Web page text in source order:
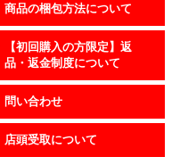
商品の梱包方法について
【初回購入の方限定】返
品・返金制度について
問い合わせ
店頭受取について